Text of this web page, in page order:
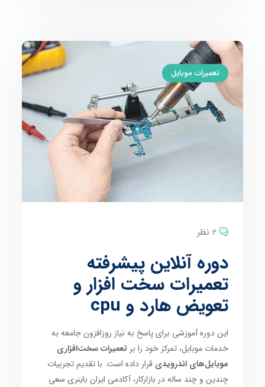
تعمیرات موبایل
2 نظر
دوره آنلاین پیشرفته
تعمیرات سخت افزار و
تعویض هارد و cpu
این دوره آموزشی برای پاسخ به نیاز روزافزون جامعه به
خدمات موبایل، تمرکز خود را بر تعمیرات سخت‌افزاری
موبایل‌های اندرویدی قرار داده است. با تقدیم تجربیات
چندین و چند ساله در بازارکار، آکادمی ایران باینری سعی